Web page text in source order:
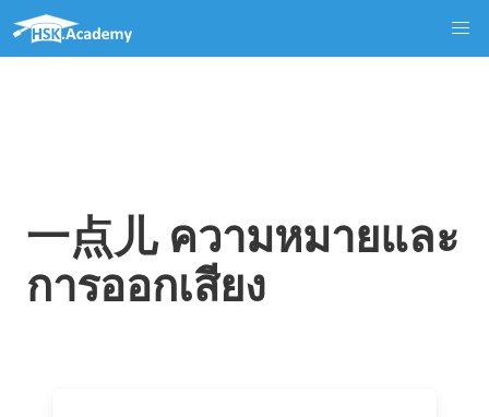
一点儿 ความหมายและ
การออกเสียง